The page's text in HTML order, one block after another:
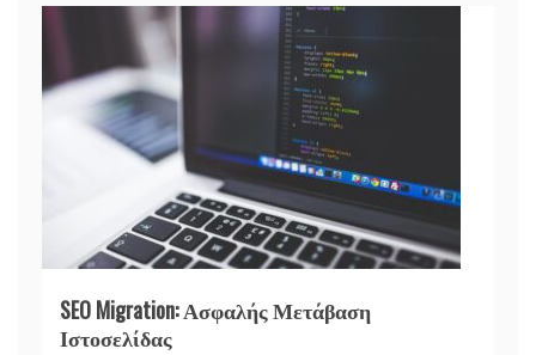
SEO Migration: Ασφαλής Μετάβαση
Ιστοσελίδας